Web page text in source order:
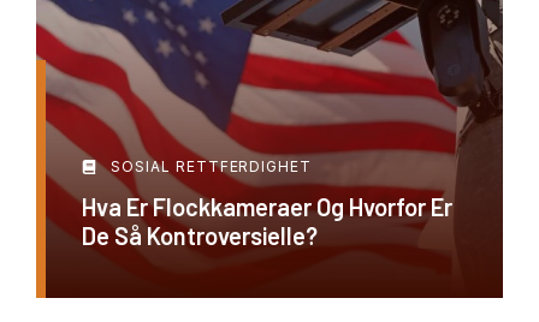
SOSIAL RETTFERDIGHET
Hva Er Flockkameraer Og Hvorfor Er
De Så Kontroversielle?